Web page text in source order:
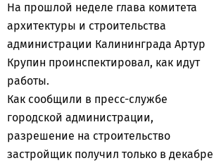
На прошлой неделе глава комитета
архитектуры и строительства
администрации Калининграда Артур
Крупин проинспектировал, как идут
работы.
Как сообщили в пресс-службе
городской администрации,
разрешение на строительство
застройщик получил только в декабре